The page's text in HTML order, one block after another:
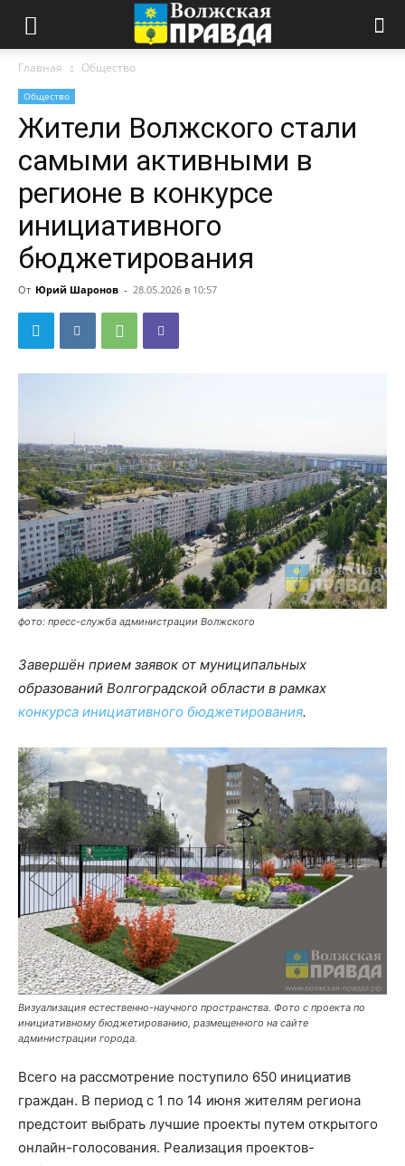
Главная Общество
Общество
Жители Волжского стали
самыми активными в
регионе в конкурсе
инициативного
бюджетирования
От Юрий Шаронов - 28.05.2026 в 10:57
фото: пресс-служба администрации Волжского
Завершён прием заявок от муниципальных
образований Волгоградской области в рамках
конкурса инициативного бюджетирования.
Визуализация естественно-научного пространства. Фото с проекта по
инициативному бюджетированию, размещенного на сайте
администрации города.
Всего на рассмотрение поступило 650 инициатив
граждан. В период с 1 по 14 июня жителям региона
предстоит выбрать лучшие проекты путем открытого
онлайн-голосования. Реализация проектов-